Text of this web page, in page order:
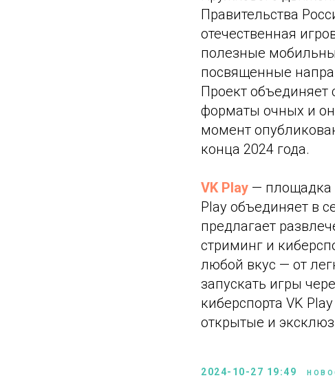
Правительства
отечественная
полезные
посвященные
Проект объединяет
форматы очных и
момент
конца 2024 года.
VK Play — площадка
Play объединяет в
предлагает
стриминг и
любой вкус — от
запускать игры
киберспорта VK
открытые и
2024-10-27 19:49